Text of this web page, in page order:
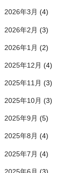
2026年3月 (4)
2026年2月 (3)
2026年1月 (2)
2025年12月 (4)
2025年11月 (3)
2025年10月 (3)
2025年9月 (5)
2025年8月 (4)
2025年7月 (4)
2025年6月 (3)